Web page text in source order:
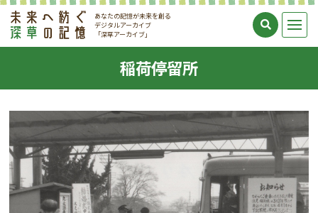
あなたの記憶が未来を創る
デジタルアーカイブ
「深草アーカイブ」
稲荷停留所